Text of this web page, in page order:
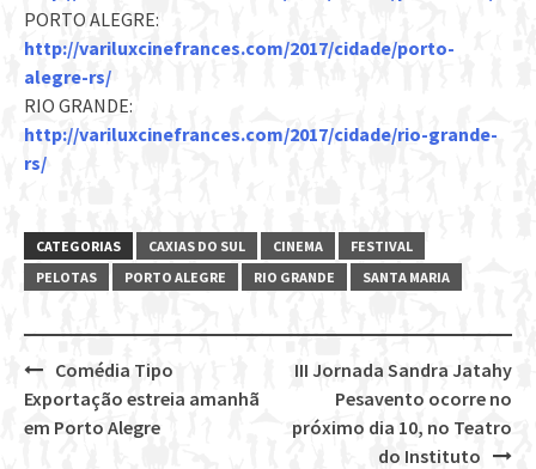
PORTO ALEGRE:
http://variluxcinefrances.com/2017/cidade/porto-
alegre-rs/
RIO GRANDE:
http://variluxcinefrances.com/2017/cidade/rio-grande-
rs/
CATEGORIAS CAXIAS DO SUL CINEMA
FESTIVAL
PELOTAS
PORTO ALEGRE RIO GRANDE SANTA MARIA
Post
navigation
III Jornada Sandra Jatahy
Pesavento ocorre no
próximo dia 10, no Teatro
do Instituto
Comédia Tipo
Exportação estreia amanhã
em Porto Alegre